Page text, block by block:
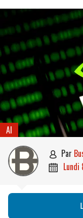
AI
 par
